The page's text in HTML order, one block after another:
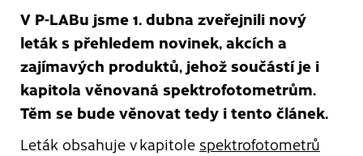
V P-LABu jsme 1. dubna zveřejnili nový
leták s přehledem novinek, akcích a
zajímavých produktů, jehož součástí je i
kapitola věnovaná spektrofotometrům.
Těm se bude věnovat tedy i tento článek.
Leták obsahuje v kapitole spektrofotometrů